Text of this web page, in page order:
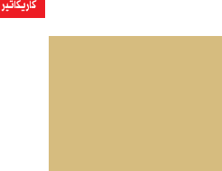
كاريكاتير